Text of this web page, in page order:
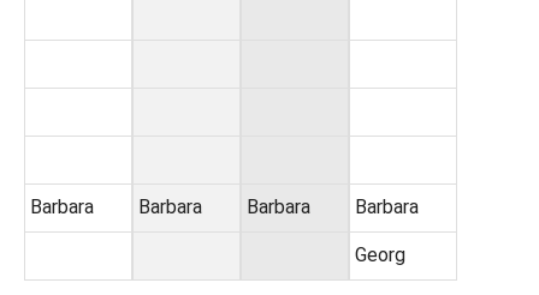
Barbara Barbara Barbara Barbara
Georg